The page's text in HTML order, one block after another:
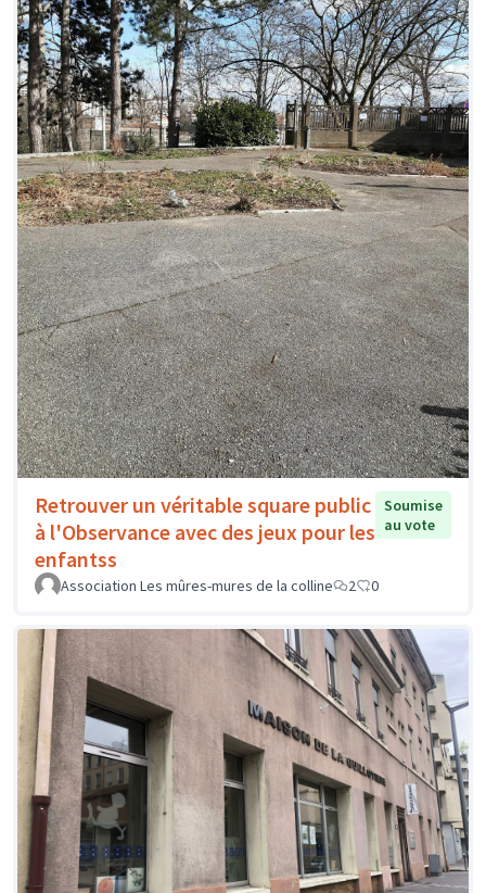
Retrouver un véritable square public
à l'Observance avec des jeux pour les
enfantss
Soumise
au vote
Association Les mûres-mures de la colline 2 0